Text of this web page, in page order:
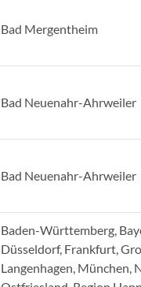
Bad Mergentheim
Bad Neuenahr-Ahrweiler
Bad Neuenahr-Ahrweiler
Baden-Württemberg,
Düsseldorf, Frankfurt,
Langenhagen, München,